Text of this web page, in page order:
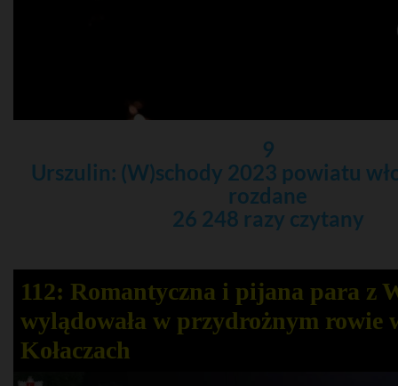
9
Urszulin: (W)schody 2023 powiatu
rozdane
26 248 razy czytany
112: Romantyczna i pijana para z
wylądowała w przydrożnym rowie
Kołaczach